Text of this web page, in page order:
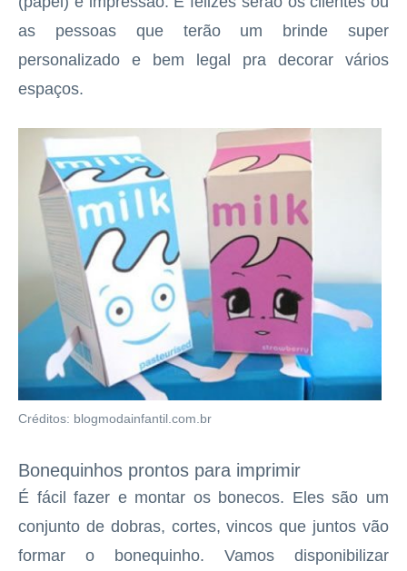
as pessoas que terão um brinde super
personalizado e bem legal pra decorar vários
espaços.
Créditos: blogmodainfantil.com.br
Bonequinhos prontos para imprimir
É fácil fazer e montar os bonecos. Eles são um
conjunto de dobras, cortes, vincos que juntos vão
formar o bonequinho. Vamos disponibilizar